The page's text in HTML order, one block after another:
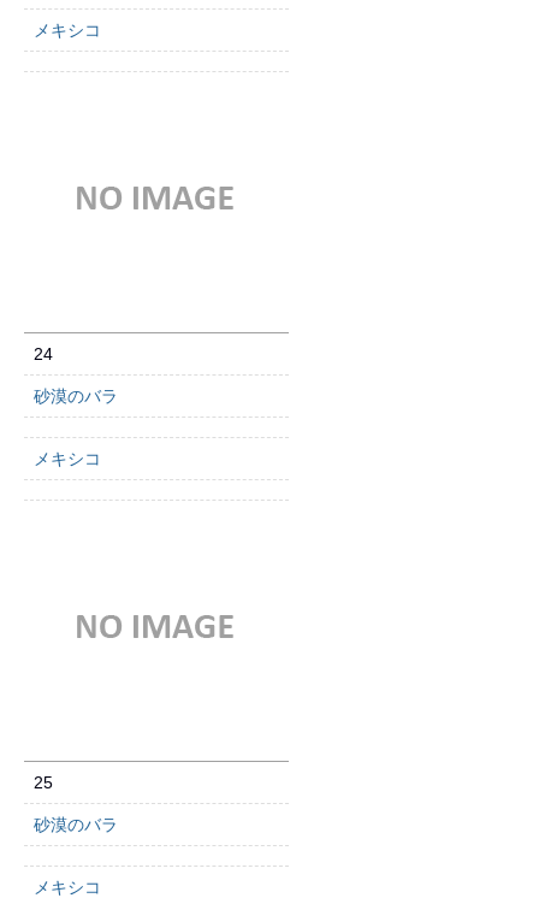
メキシコ
24
砂漠のバラ
メキシコ
25
砂漠のバラ
メキシコ